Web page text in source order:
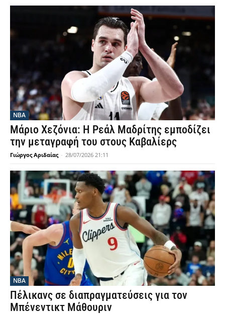
NBA
Μάριο Χεζόνια: Η Ρεάλ Μαδρίτης εμποδίζει
την μεταγραφή του στους Καβαλίερς
Γιώργος Αριδαίας - 28/07/2026 21:11
NBA
Πέλικανς σε διαπραγματεύσεις για τον
Μπένεντικτ Μάθουριν